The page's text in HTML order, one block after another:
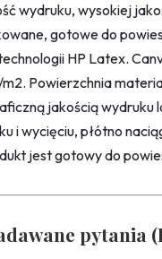
wydruku, wysokiej
gotowe do
HP Latex.
Powierzchnia
jakością
i wycięciu, płótno
jest gotowy do
pytania